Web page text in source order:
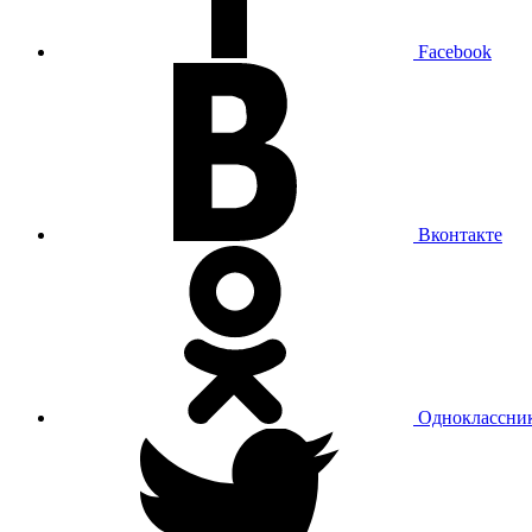
Facebook
Вконтакте